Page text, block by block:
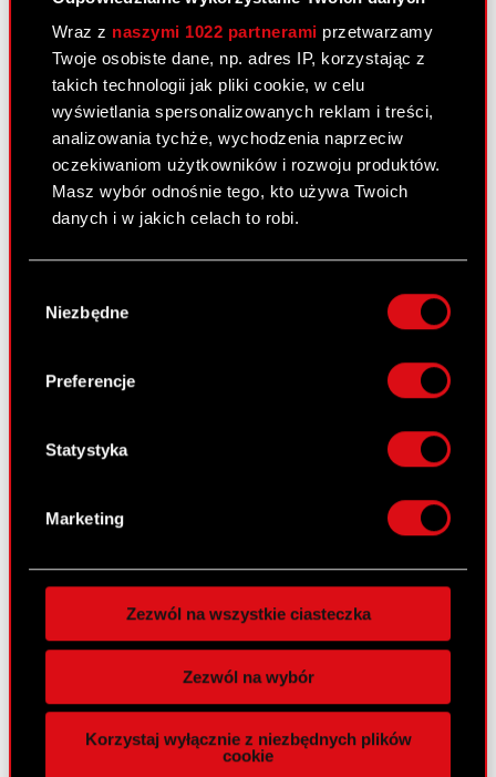
Wraz z naszymi 1022 partnerami przetwarzamy
Twoje osobiste dane, np. adres IP, korzystając z
takich technologii jak pliki cookie, w celu
wyświetlania spersonalizowanych reklam i treści,
analizowania tychże, wychodzenia naprzeciw
oczekiwaniom użytkowników i rozwoju produktów.
Masz wybór odnośnie tego, kto używa Twoich
danych i w jakich celach to robi.
lokalizacji geograficznej z dokładnością nawet
Identyfikować Twoje urządzenie, aktywnie
analizując charakteryzującego je zbiory
palca)
osobiste dane są przetwarzane oraz ustaw własne
preferencje w
. W Deklaracji
zgodę w dowolnej chwili.
Wykorzystujemy pliki cookie do
funkcje społecznościowe i analizować ruch w
naszej witrynie. Informacje o tym, jak korzystasz
z naszej witryny, udostępniamy partnerom
zgody
Niezbędne
Preferencje
Statystyka
Marketing
Zezwól na wszystkie ciasteczka
Zezwól na wybór
Korzystaj wyłącznie z niezbędnych plików
cookie
PDF ESPI - RB 30/2024
Raport bieżący nr 29/2024
28 listopada 2024
Temat: Powołanie Członków Rady Nadzorczej
nowej kadencji Podstawa prawna: Art. 56 ust. 1
Czytaj
dalej
ZIP Marcin Iwiński
ZIP Beata Cichocka-Tylman
ZIP Adam Kiciński